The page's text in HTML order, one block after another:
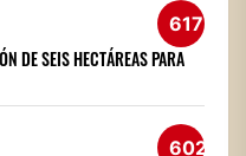
617
DE SEIS HECTÁREAS PARA
602